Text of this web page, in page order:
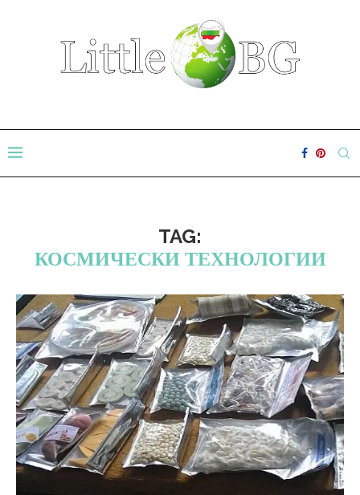
TAG:
КОСМИЧЕСКИ ТЕХНОЛОГИИ